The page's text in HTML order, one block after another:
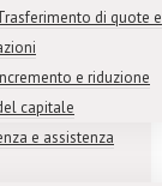
di quote e
e riduzione
capitale
e assistenza